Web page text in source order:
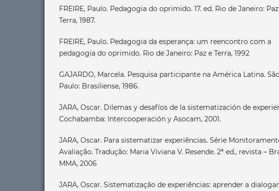
FREIRE, Paulo. Pedagogia do oprimido. 17. ed. Rio de Janeiro:
Terra, 1987.
FREIRE, Paulo. Pedagogia da esperança: um reencontro com a
pedagogia do oprimido. Rio de Janeiro: Paz e Terra, 1992
GAJARDO, Marcela. Pesquisa participante na América Latina. São
Paulo: Brasiliense, 1986.
JARA, Oscar. Dilemas y desafíos de la sistematización de
Cochabamba: Intercooperación y Asocam, 2001.
JARA, Oscar. Para sistematizar experiências. Série
Avaliação. Tradução: Maria Viviana V. Resende. 2ª ed., revista –
MMA, 2006
JARA, Oscar. Sistematização de experiências: aprender a